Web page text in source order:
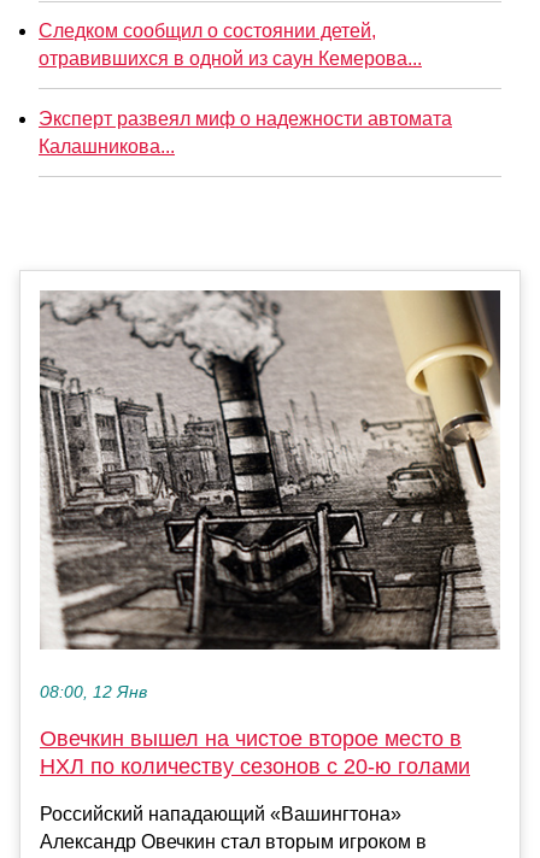
Следком сообщил о состоянии детей,
отравившихся в одной из саун Кемерова...
Эксперт развеял миф о надежности автомата
Калашникова...
08:00, 12 Янв
Овечкин вышел на чистое второе место в
НХЛ по количеству сезонов с 20‑ю голами
Российский нападающий «Вашингтона»
Александр Овечкин стал вторым игроком в